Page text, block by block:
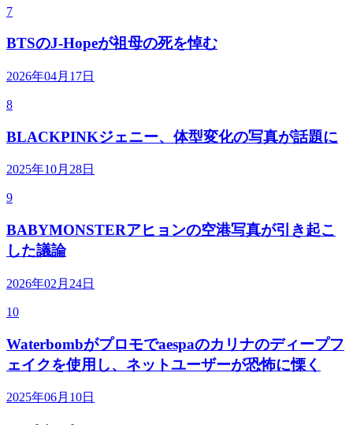
7
BTSのJ-Hopeが祖母の死を悼む
2026年04月17日
8
BLACKPINKジェニー、体型変化の写真が話題に
2025年10月28日
9
BABYMONSTERアヒョンの空港写真が引き起こ
した議論
2026年02月24日
10
Waterbombがプロモでaespaのカリナのディープフ
ェイクを使用し、ネットユーザーが恐怖に慄く
2025年06月10日